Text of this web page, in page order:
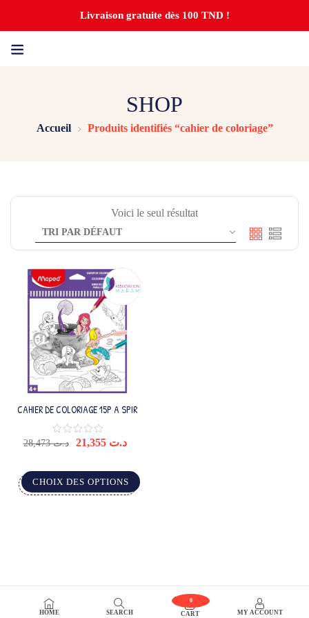
Livraison gratuite dès 100 TND !
SHOP
Accueil Produits identifiés “cahier de coloriage”
Voici le seul résultat
CAHIER DE COLORIAGE 15P A SPIR
د.ت28,473 د.ت 21,355
CHOIX DES OPTIONS
HOME SEARCH
0
CART MY ACCOUNT